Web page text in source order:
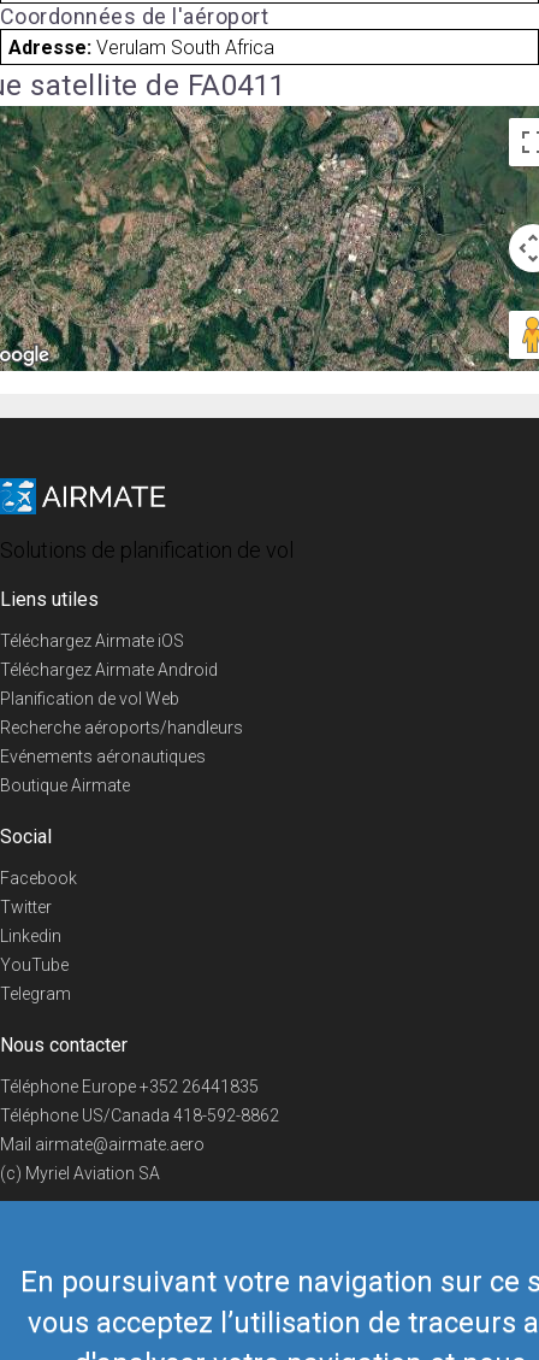
En poursuivant votre navigation sur ce
vous acceptez l’utilisation de traceurs
Coordonnées de l'aéroport
Adresse: Verulam South Africa
satellite de FA0411
Solutions de planification de vol
Liens utiles
Téléchargez Airmate iOS
Téléchargez Airmate Android
Planification de vol Web
Recherche aéroports/handleurs
Evénements aéronautiques
Boutique Airmate
Social
Facebook
Twitter
Linkedin
YouTube
Telegram
Nous contacter
Téléphone Europe+352 26441835
Téléphone US/Canada 418-592-8862
Mail airmate@airmate.aero
(c) Myriel Aviation SA
© 2019 Airmate - Conditions d'utilisation Vie privée Back to top